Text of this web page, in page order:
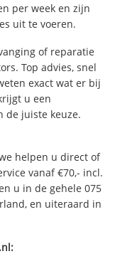
per week en zijn
uit te voeren.
of reparatie
Top advies, snel
exact wat er bij
u een
de juiste keuze.
helpen u direct of
vanaf €70,- incl.
u in de gehele 075
en uiteraard in